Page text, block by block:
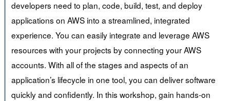
developers need to plan, code, build, test, and deploy
applications on AWS into a streamlined, integrated
experience. You can easily integrate and leverage AWS
resources with your projects by connecting your AWS
accounts. With all of the stages and aspects of an
application’s lifecycle in one tool, you can deliver software
quickly and confidently. In this workshop, gain hands-on